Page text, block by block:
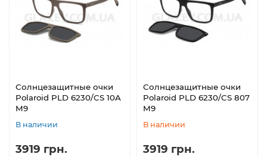
Солнцезащитные очки
Polaroid PLD 6230/CS 10A
M9
В наличии
3919 грн.
Солнцезащитные очки
Polaroid PLD 6230/CS 807
M9
В наличии
3919 грн.